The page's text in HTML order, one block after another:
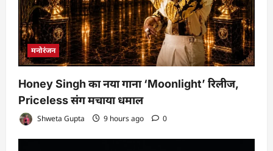
मनोरंजन
Honey Singh का नया गाना ‘Moonlight’ रिलीज,
Priceless संग मचाया धमाल
Shweta Gupta 9 hours ago 0